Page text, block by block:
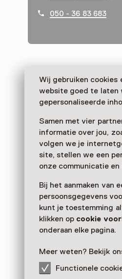
Wij gebruiken cookies
website goed te laten
gepersonaliseerde
Samen met vier
informatie over jou,
volgen we je
site, stellen we een
onze communicatie
Bij het aanmaken van
persoonsgegevens
kunt je toestemming
klikken op cookie
onderaan elke pagina.
Meer weten? Bekijk
Functionele
050 - 36 83 683
Storyworld ist eines der
Games.
Verder lezen